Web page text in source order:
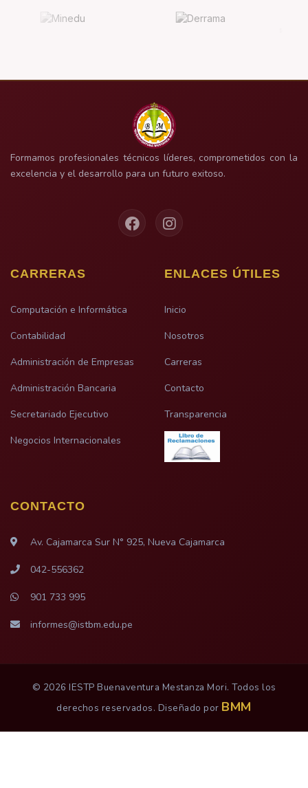
Formamos profesionales técnicos líderes, comprometidos con la
excelencia y el desarrollo para un futuro exitoso.
CARRERAS
Computación e Informática
Contabilidad
Administración de Empresas
Administración Bancaria
Secretariado Ejecutivo
Negocios Internacionales
ENLACES ÚTILES
Inicio
Nosotros
Carreras
Contacto
Transparencia
CONTACTO
Av. Cajamarca Sur N° 925, Nueva Cajamarca
042-556362
901 733 995
informes@istbm.edu.pe
© 2026 IESTP Buenaventura Mestanza Mori. Todos los
derechos reservados. Diseñado por BMM